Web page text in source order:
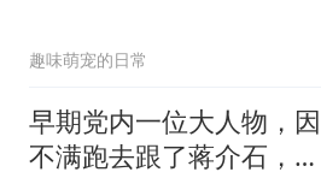
趣味萌宠的日常
早期党内一位大人物，因
不满跑去跟了蒋介石，不